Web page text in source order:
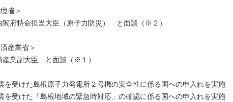
省＞
特命担当大臣（原子力防災） と面談（※２）
産業省＞
業副大臣 と面談（※１）
を受けた島根原子力発電所２号機の安全性に係る国への申入れを実施
を受けた「島根地域の緊急時対応」の確認に係る国への申入れを実施